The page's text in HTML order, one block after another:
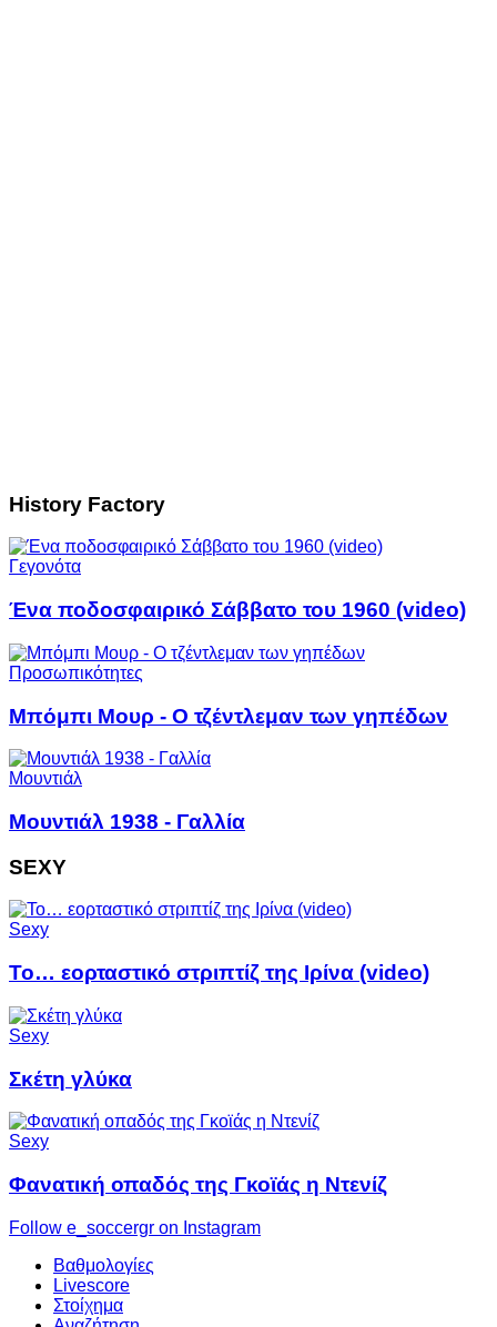
History Factory
Γεγονότα
Ένα ποδοσφαιρικό Σάββατο του 1960 (video)
Προσωπικότητες
Μπόμπι Μουρ - Ο τζέντλεμαν των γηπέδων
Μουντιάλ
Μουντιάλ 1938 - Γαλλία
SEXY
Sexy
Το… εορταστικό στριπτίζ της Ιρίνα (video)
Sexy
Σκέτη γλύκα
Sexy
Φανατική οπαδός της Γκοϊάς η Ντενίζ
Follow e_soccergr on Instagram
Βαθμολογίες
Livescore
Στοίχημα